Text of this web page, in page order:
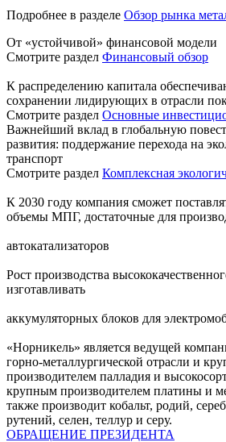
Подробнее в разделе Обзор рынка
От «устойчивой» финансовой модели
Смотрите раздел Финансовый обзор
К распределению капитала
сохранении лидирующих в отрасли
Смотрите раздел Основные
Важнейший вклад в глобальную
развития: поддержание перехода на
транспорт
Смотрите раздел Комплексная
К 2030 году компания сможет
объемы МПГ, достаточные для
автокатализаторов
Рост производства
изготавливать
аккумуляторных блоков для
«Норникель» является ведущей
горно-металлургической отрасли и
производителем палладия и
крупным производителем платины и
также производит кобальт, родий,
рутений, селен, теллур и серу.
ОБРАЩЕНИЕ ПРЕЗИДЕНТА